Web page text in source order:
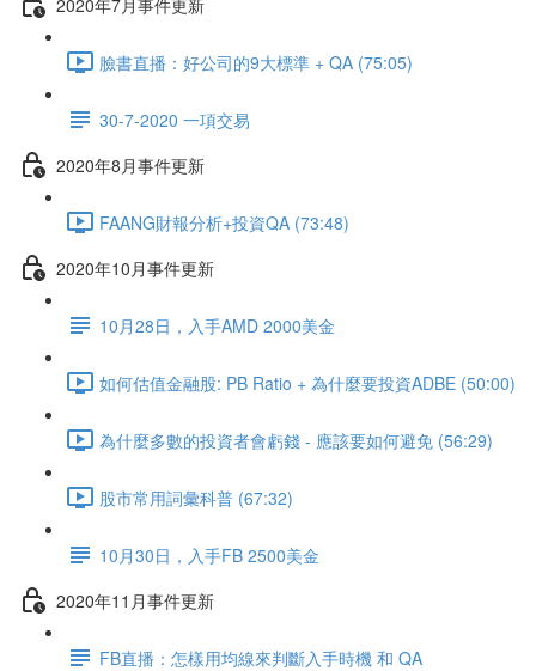
臉書直播：好公司的9大標準 + QA (75:05)
30-7-2020 一項交易
2020年8月事件更新
FAANG財報分析+投資QA (73:48)
2020年10月事件更新
10月28日，入手AMD 2000美金
如何估值金融股: PB Ratio + 為什麼要投資ADBE (50:00)
為什麼多數的投資者會虧錢 - 應該要如何避免 (56:29)
股市常用詞彙科普 (67:32)
10月30日，入手FB 2500美金
2020年11月事件更新
FB直播：怎樣用均線來判斷入手時機 和 QA